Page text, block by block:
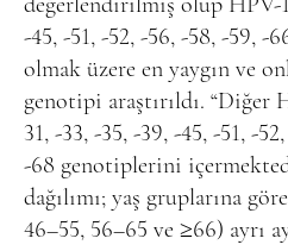
değerlendirilmiş olup HPV-
-45, -51, -52, -56, -58, -59, -
olmak üzere en yaygın ve
genotipi araştırıldı. “Diğer
31, -33, -35, -39, -45, -51, -
-68 genotiplerini
dağılımı; yaş gruplarına
46–55, 56–65 ve ≥66) ayrı